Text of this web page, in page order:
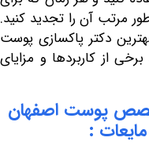
آن را تجدید کنید.
پاکسازی پوست
کاربردها و مزایای
اصفهان
: